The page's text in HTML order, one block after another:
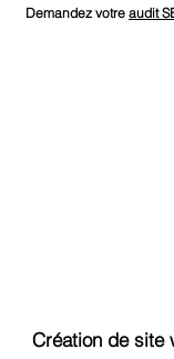
Demandez votreaudit
Création de site